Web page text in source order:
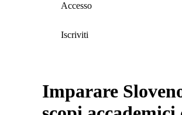
Accesso
Iscriviti
Imparare